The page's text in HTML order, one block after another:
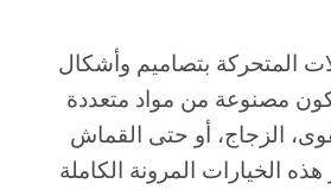
المتحركة بتصاميم وأشكال
مصنوعة من مواد متعددة
الزجاج، أو حتى القماش
الخيارات المرونة الكاملة